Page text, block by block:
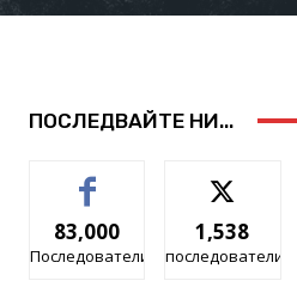
ПОСЛЕДВАЙТЕ НИ...
83,000
Последователи
1,538
последователи